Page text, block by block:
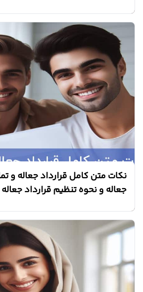
نکات متن کامل قرارداد جعاله و
جعاله و نحوه تنظیم قرارداد جعاله